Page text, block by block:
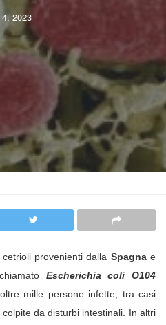
2023
provenienti dalla Spagnae
Escherichia coli O104
mille persone infette, tra casi
da disturbi intestinali. In altri